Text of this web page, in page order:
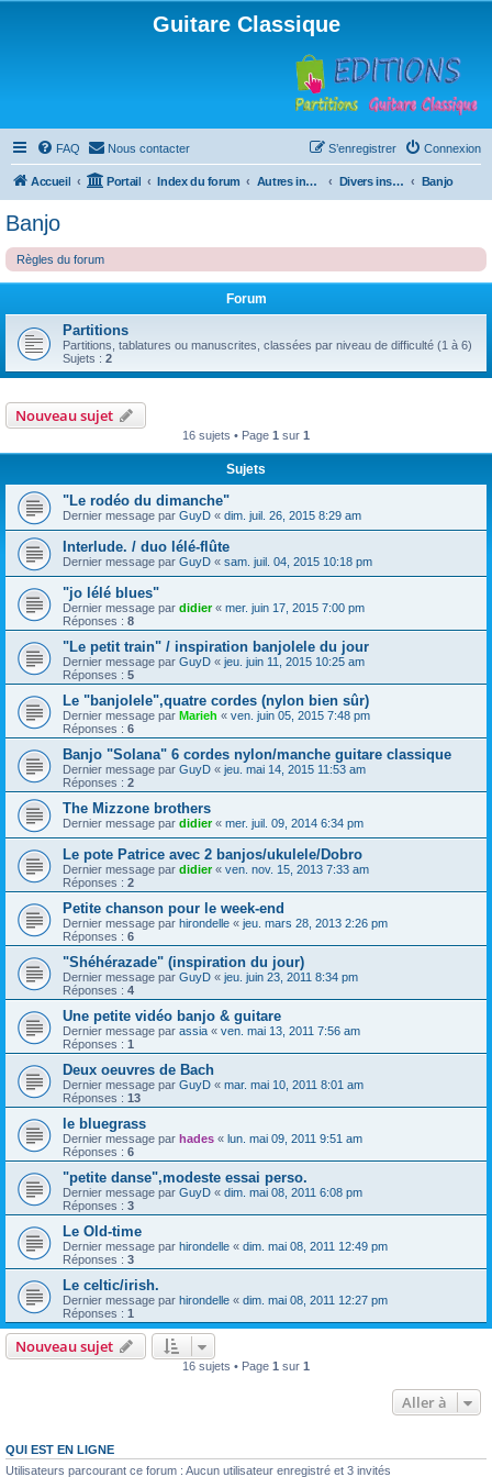
Guitare Classique
FAQ Nous contacter Connexion
S’enregistrer
Accueil Portail Index du forum Autres instruments à cordes pincées, ou styles Divers instruments Banjo
Banjo
Règles du forum
Forum
Partitions
Partitions, tablatures ou manuscrites, classées par niveau de difficulté (1 à 6)
Sujets : 2
Nouveau sujet
16 sujets • Page 1 sur 1
Sujets
"Le rodéo du dimanche"
Dernier message par GuyD « dim. juil. 26, 2015 8:29 am
Interlude. / duo lélé-flûte
Dernier message par GuyD « sam. juil. 04, 2015 10:18 pm
"jo lélé blues"
Dernier message par didier« mer. juin 17, 2015 7:00 pm
Réponses : 8
"Le petit train" / inspiration banjolele du jour
Dernier message par GuyD « jeu. juin 11, 2015 10:25 am
Réponses : 5
Le "banjolele",quatre cordes (nylon bien sûr)
Dernier message par Marieh « ven. juin 05, 2015 7:48 pm
Réponses : 6
Banjo "Solana" 6 cordes nylon/manche guitare classique
Dernier message par GuyD « jeu. mai 14, 2015 11:53 am
Réponses : 2
The Mizzone brothers
Dernier message par didier« mer. juil. 09, 2014 6:34 pm
Le pote Patrice avec 2 banjos/ukulele/Dobro
Dernier message par didier« ven. nov. 15, 2013 7:33 am
Réponses : 2
Petite chanson pour le week-end
Dernier message par hirondelle « jeu. mars 28, 2013 2:26 pm
Réponses : 6
"Shéhérazade" (inspiration du jour)
Dernier message par GuyD « jeu. juin 23, 2011 8:34 pm
Réponses : 4
Une petite vidéo banjo & guitare
Dernier message par assia « ven. mai 13, 2011 7:56 am
Réponses : 1
Deux oeuvres de Bach
Dernier message par GuyD « mar. mai 10, 2011 8:01 am
Réponses : 13
le bluegrass
Dernier message par hades « lun. mai 09, 2011 9:51 am
Réponses : 6
"petite danse",modeste essai perso.
Dernier message par GuyD « dim. mai 08, 2011 6:08 pm
Réponses : 3
Le Old-time
Dernier message par hirondelle « dim. mai 08, 2011 12:49 pm
Réponses : 3
Le celtic/irish.
Dernier message par hirondelle « dim. mai 08, 2011 12:27 pm
Réponses : 1
Nouveau sujet
16 sujets • Page 1 sur 1
Aller à
QUI EST EN LIGNE
Utilisateurs parcourant ce forum : Aucun utilisateur enregistré et 3 invités